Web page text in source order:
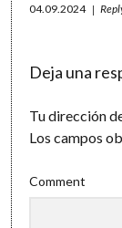
04.09.2024
Deja una
Tu dirección
Los campos
Comment